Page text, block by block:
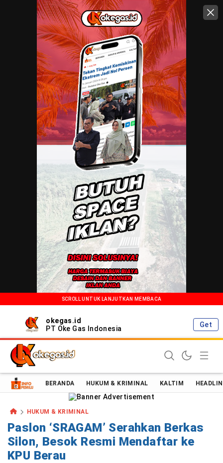
SCROLL UNTUK LANJUTKAN MEMBACA
okegas.id
PT Oke Gas Indonesia
Get
Oke Gas Indonesia | Energi Positif Informasi Terkini!
BERANDA HUKUM & KRIMINAL KALTIM
HUKUM & KRIMINAL
Paslon ‘SRAGAM’ Serahkan Berkas
Silon, Besok Resmi Mendaftar ke
KPU Berau